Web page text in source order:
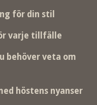
för din stil
varje tillfälle
behöver veta om
höstens nyanser